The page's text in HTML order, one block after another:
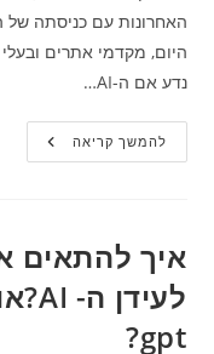
האחרונות עם כניסתה של
היום, מקדמי אתרים
נדע אם ה-AI…
להמשך קריאההמהפכה
של
AI
החדש
ב-
איך להתאים
gpt?